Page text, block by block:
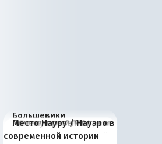
Большевики
отличаются от «Яблока»
тем, что они -
Киевская марионетка
Запада рассказала о
В России назрели
перемены: 15 шагов к
Миграционный пожар
Европы
Россия начинает
сбрасывать балласт
Россия зимой 1904
года: первые уступки во
Русская нация вчера и
сегодня
Почему правый крах в
Варшаве не поможет её
Место Науру / Науэро в
современной истории